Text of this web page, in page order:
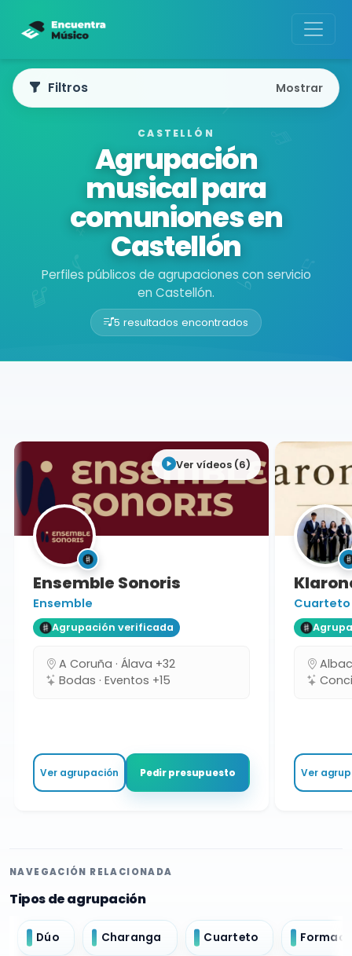
CASTELLÓN
Agrupación
musical para
comuniones en
Castellón
Perfiles públicos de agrupaciones con servicio
en Castellón.
5 resultados encontrados
Buscador de músicos
Filtros Mostrar
Ver vídeos (6)
Ensemble Sonoris
Ensemble
Agrupación verificada
A Coruña · Álava +32
Bodas · Eventos +15
Ver agrupación Pedir presupuesto
Cuarteto
Ver
NAVEGACIÓN RELACIONADA
Tipos de agrupación
Dúo Charanga Cuarteto